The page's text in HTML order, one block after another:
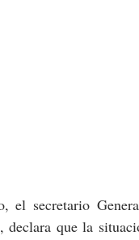
el secretario
que la